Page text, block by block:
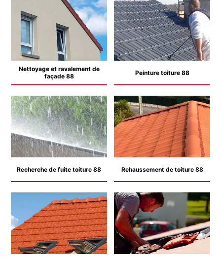
Nettoyage et ravalement de
façade 88
Peinture toiture 88
Recherche de fuite toiture 88 Rehaussement de toiture 88